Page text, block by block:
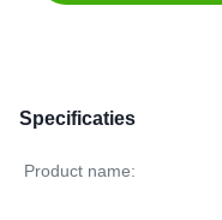
Specificaties
Product name: